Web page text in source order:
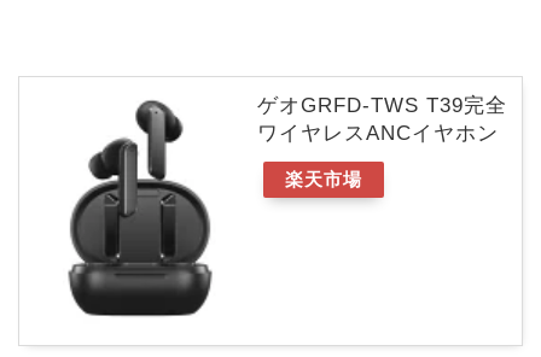
ゲオGRFD-TWS T39完全
ワイヤレスANCイヤホン
楽天市場